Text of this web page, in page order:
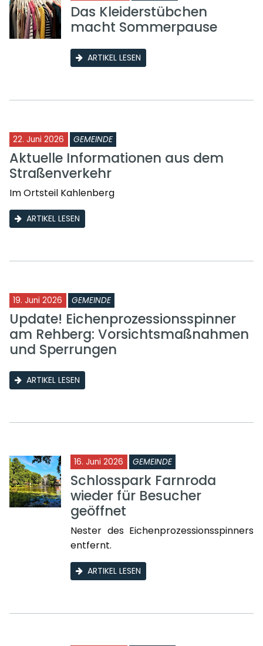
Das Kleiderstübchen
macht Sommerpause
ARTIKEL LESEN
22. Juni 2026 GEMEINDE
Aktuelle Informationen aus dem
Straßenverkehr
Im Ortsteil Kahlenberg
ARTIKEL LESEN
19. Juni 2026 GEMEINDE
Update! Eichenprozessionsspinner
am Rehberg: Vorsichtsmaßnahmen
und Sperrungen
ARTIKEL LESEN
16. Juni 2026 GEMEINDE
Schlosspark Farnroda
wieder für Besucher
geöffnet
Nester des Eichenprozessionsspinners
entfernt.
ARTIKEL LESEN